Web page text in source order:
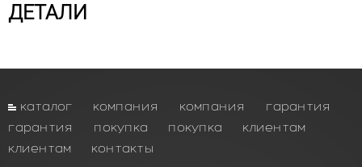
ДЕТАЛИ
каталог компания компания
гарантия
гарантия
покупка покупка
клиентам
клиентам
контакты